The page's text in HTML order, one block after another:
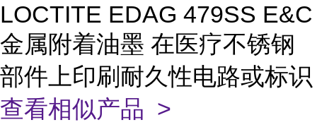
LOCTITE EDAG 479SS E&C
金属附着油墨 在医疗不锈钢
部件上印刷耐久性电路或标识
查看相似产品 >